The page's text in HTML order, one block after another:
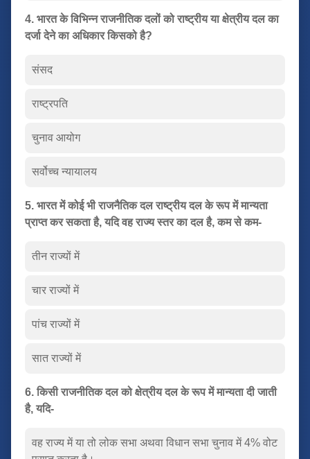
4. भारत के विभिन्न राजनीतिक दलों को राष्ट्रीय या क्षेत्रीय दल का
दर्जा देने का अधिकार किसको है?
संसद
राष्ट्रपति
चुनाव आयोग
सर्वोच्च न्यायालय
5. भारत में कोई भी राजनैतिक दल राष्ट्रीय दल के रूप में मान्यता
प्राप्त कर सकता है, यदि वह राज्य स्तर का दल है, कम से कम-
तीन राज्यों में
चार राज्यों में
पांच राज्यों में
सात राज्यों में
6. किसी राजनीतिक दल को क्षेत्रीय दल के रूप में मान्यता दी जाती
है, यदि-
वह राज्य में या तो लोक सभा अथवा विधान सभा चुनाव में 4% वोट